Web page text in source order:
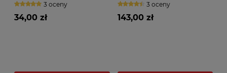
3 oceny
34,00 zł
3 oceny
143,00 zł